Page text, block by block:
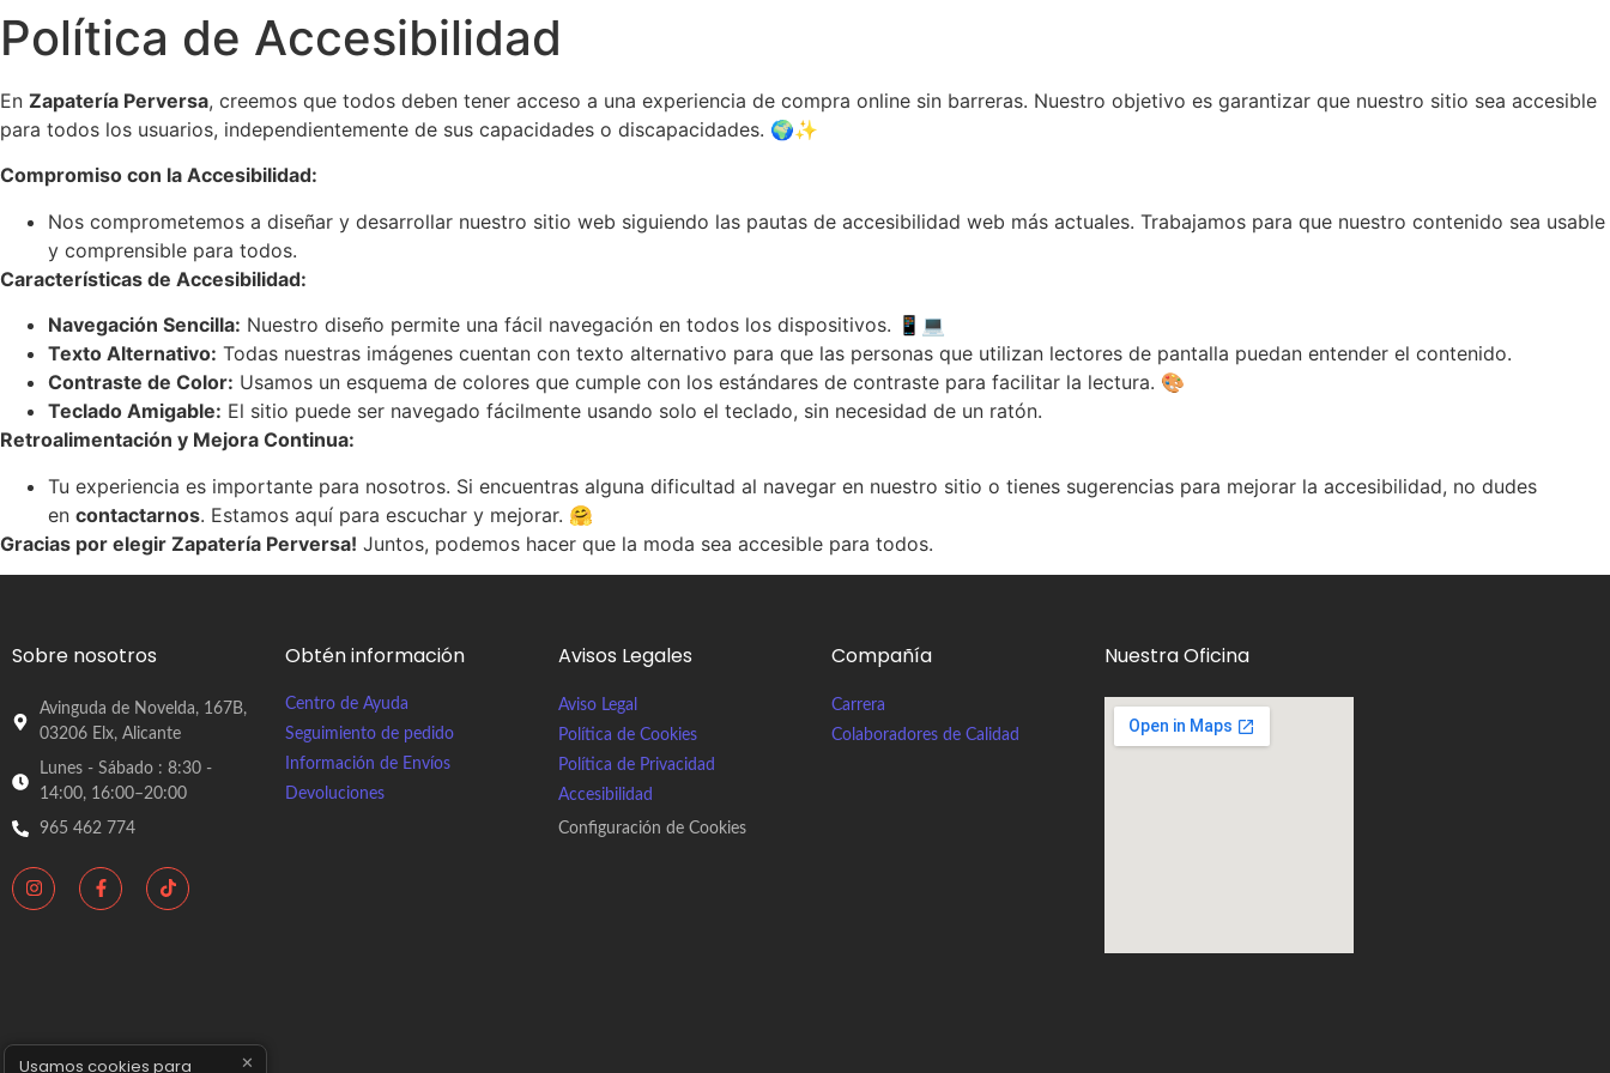
Política de Accesibilidad
En Zapatería Perversa, creemos que todos deben tener acceso a una experiencia de compra online sin barreras. Nuestro objetivo es garantizar que nuestro sitio sea accesible
para todos los usuarios, independientemente de sus capacidades o discapacidades. 🌍✨
Compromiso con la Accesibilidad:
Nos comprometemos a diseñar y desarrollar nuestro sitio web siguiendo las pautas de accesibilidad web más actuales. Trabajamos para que nuestro contenido sea usable
y comprensible para todos.
Características de Accesibilidad:
Navegación Sencilla: Nuestro diseño permite una fácil navegación en todos los dispositivos. 📱💻
Texto Alternativo: Todas nuestras imágenes cuentan con texto alternativo para que las personas que utilizan lectores de pantalla puedan entender el contenido.
Contraste de Color: Usamos un esquema de colores que cumple con los estándares de contraste para facilitar la lectura. 🎨
Teclado Amigable: El sitio puede ser navegado fácilmente usando solo el teclado, sin necesidad de un ratón.
Retroalimentación y Mejora Continua:
Tu experiencia es importante para nosotros. Si encuentras alguna dificultad al navegar en nuestro sitio o tienes sugerencias para mejorar la accesibilidad, no dudes
en contactarnos. Estamos aquí para escuchar y mejorar. 🤗
Gracias por elegir Zapatería Perversa! Juntos, podemos hacer que la moda sea accesible para todos.
Sobre nosotros
Avinguda de Novelda, 167B,
03206 Elx, Alicante
Lunes - Sábado : 8:30 -
14:00, 16:00–20:00
965 462 774
Obtén información
Centro de Ayuda
Seguimiento de pedido
Información de Envíos
Devoluciones
Avisos Legales
Aviso Legal
Política de Cookies
Política de Privacidad
Accesibilidad
✕
Usamos cookies para
Configuración de Cookies
Compañía
Carrera
Colaboradores de Calidad
Nuestra Oficina